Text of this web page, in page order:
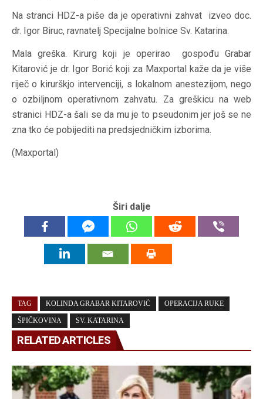
Na stranci HDZ-a piše da je operativni zahvat izveo doc.
dr. Igor Biruc, ravnatelj Specijalne bolnice Sv. Katarina.
Mala greška. Kirurg koji je operirao gospođu Grabar
Kitarović je dr. Igor Borić koji za Maxportal kaže da je više
riječ o kirurškjo intervenciji, s lokalnom anestezijom, nego
o ozbiljnom operativnom zahvatu. Za greškicu na web
stranici HDZ-a šali se da mu je to pseudonim jer još se ne
zna tko će pobijediti na predsjedničkim izborima.
(Maxportal)
Širi dalje
TAG KOLINDA GRABAR KITAROVIĆ OPERACIJA RUKE
ŠPIČKOVINA SV. KATARINA
RELATED ARTICLES